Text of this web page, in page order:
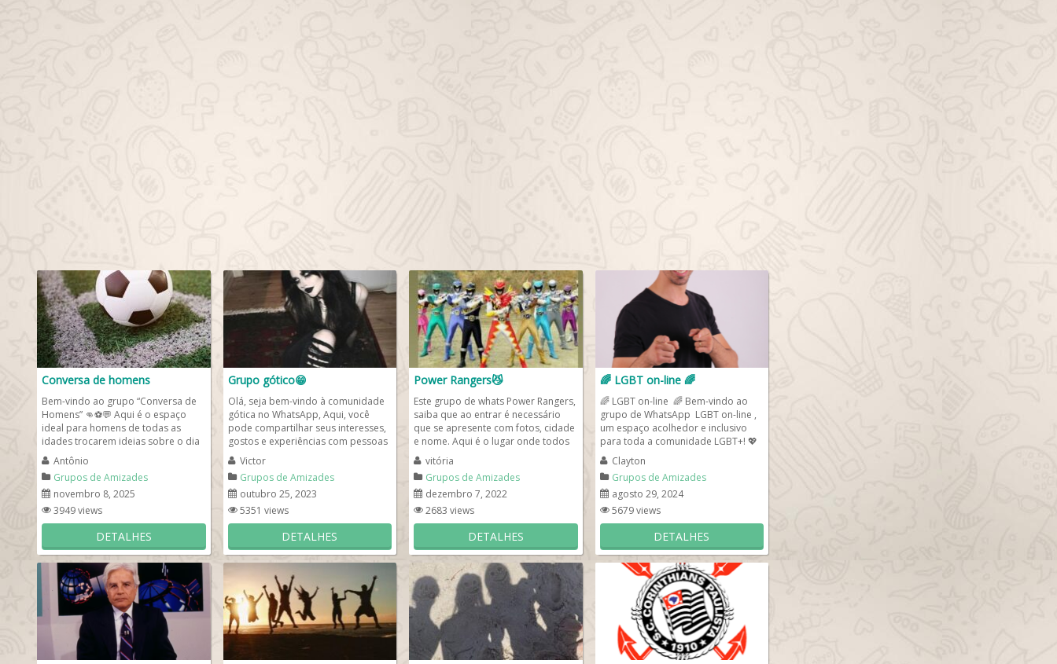
Conversa de homens
Bem-vindo ao grupo “Conversa de
Homens” 👊⚽💬 Aqui é o espaço
ideal para homens de todas as
idades trocarem ideias sobre o dia
a dia, futebol,...
Antônio
Grupos de Amizades
novembro 8, 2025
3949 views
DETALHES
Grupo gótico😁
Olá, seja bem-vindo à comunidade
gótica no WhatsApp, Aqui, você
pode compartilhar seus interesses,
gostos e experiências com pessoas
que apreciam a cultura...
Victor
Grupos de Amizades
outubro 25, 2023
5351 views
DETALHES
Power Rangers😼
Este grupo de whats Power Rangers,
saiba que ao entrar é necessário
que se apresente com fotos, cidade
e nome. Aqui é o lugar onde todos
os fãs da série...
vitória
Grupos de Amizades
dezembro 7, 2022
2683 views
DETALHES
🌈 LGBT on-line 🌈
🌈 LGBT on-line 🌈 Bem-vindo ao
grupo de WhatsApp LGBT on-line ,
um espaço acolhedor e inclusivo
para toda a comunidade LGBT+! 💖
✨ Aqui,...
Clayton
Grupos de Amizades
agosto 29, 2024
5679 views
DETALHES